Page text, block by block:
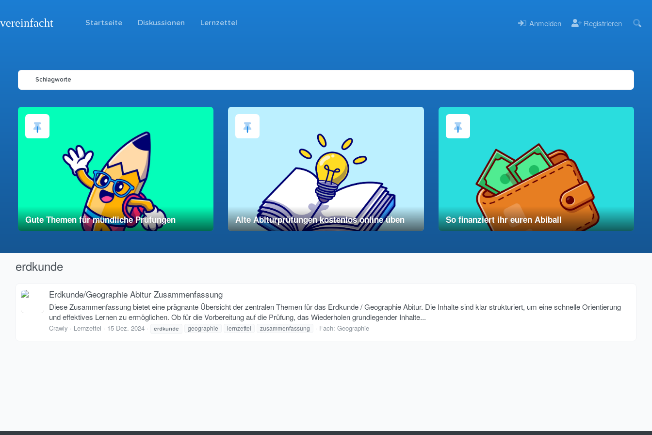
vereinfacht Startseite Diskussionen Lernzettel Anmelden Registrieren
Schlagworte
Gute Themen für mündliche Prüfungen Alte Abiturprüfungen kostenlos online üben So finanziert ihr euren Abiball
erdkunde
Erdkunde/Geographie Abitur Zusammenfassung
Diese Zusammenfassung bietet eine prägnante Übersicht der zentralen Themen für das Erdkunde / Geographie Abitur. Die Inhalte sind klar strukturiert, um eine schnelle Orientierung
und effektives Lernen zu ermöglichen. Ob für die Vorbereitung auf die Prüfung, das Wiederholen grundlegender Inhalte...
Crawly Lernzettel 15 Dez. 2024 erdkunde geographie lernzettel zusammenfassung Fach: Geographie